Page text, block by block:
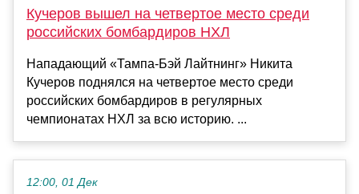
Кучеров вышел на четвертое место среди
российских бомбардиров НХЛ
Нападающий «Тампа‑Бэй Лайтнинг» Никита
Кучеров поднялся на четвертое место среди
российских бомбардиров в регулярных
чемпионатах НХЛ за всю историю. ...
12:00, 01 Дек